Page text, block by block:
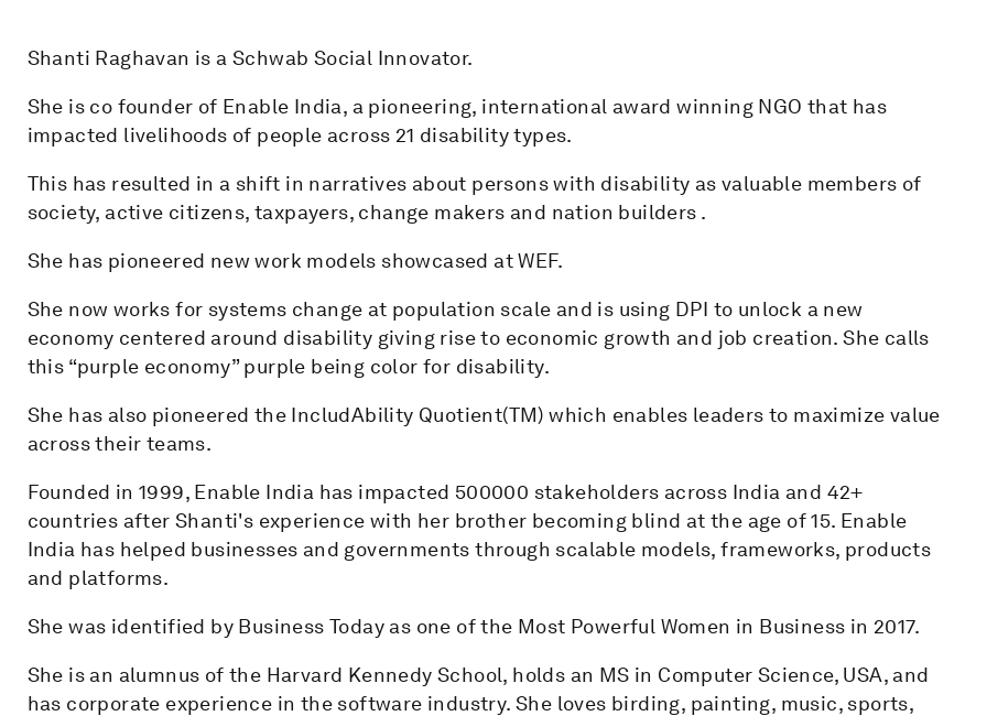
Shanti Raghavan is a Schwab Social Innovator.
She is co founder of Enable India, a pioneering, international award winning NGO that has
impacted livelihoods of people across 21 disability types.
This has resulted in a shift in narratives about persons with disability as valuable members of
society, active citizens, taxpayers, change makers and nation builders .
She has pioneered new work models showcased at WEF.
She now works for systems change at population scale and is using DPI to unlock a new
economy centered around disability giving rise to economic growth and job creation. She calls
this “purple economy” purple being color for disability.
She has also pioneered the IncludAbility Quotient(TM) which enables leaders to maximize value
across their teams.
Founded in 1999, Enable India has impacted 500000 stakeholders across India and 42+
countries after Shanti's experience with her brother becoming blind at the age of 15. Enable
India has helped businesses and governments through scalable models, frameworks, products
and platforms.
She was identified by Business Today as one of the Most Powerful Women in Business in 2017.
She is an alumnus of the Harvard Kennedy School, holds an MS in Computer Science, USA, and
has corporate experience in the software industry. She loves birding, painting, music, sports,